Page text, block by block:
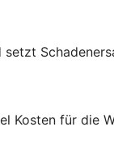
Kosten für die